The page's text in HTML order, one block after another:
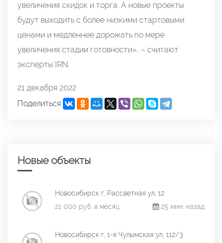
увеличения скидок и торга. А новые проекты
будут выходить с более низкими стартовыми
ценами и медленнее дорожать по мере
увеличения стадии готовности», – считают
эксперты IRN.
21 декабря 2022
Поделиться
Новые объекты
Новосибирск г, Рассветная ул, 12
21 000 руб. в месяц
25 мин. назад
Новосибирск г, 1-я Чулымская ул, 112/3